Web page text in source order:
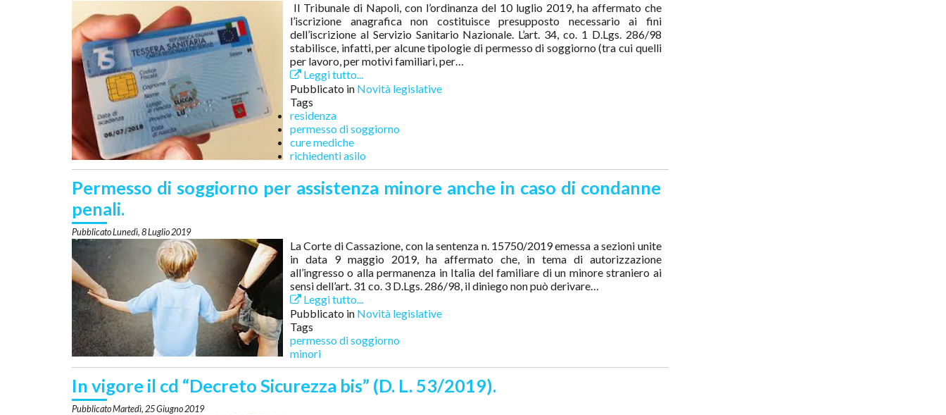
Il Tribunale di Napoli, con l’ordinanza del 10 luglio 2019, ha affermato che
l’iscrizione anagrafica non costituisce presupposto necessario ai fini
dell’iscrizione al Servizio Sanitario Nazionale. L’art. 34, co. 1 D.Lgs. 286/98
stabilisce, infatti, per alcune tipologie di permesso di soggiorno (tra cui quelli
per lavoro, per motivi familiari, per…
Leggi tutto...
Pubblicato in Novità legislative
Tags
residenza
permesso di soggiorno
cure mediche
richiedenti asilo
Permesso di soggiorno per assistenza minore anche in caso di condanne
penali.
Lunedì, 8 Luglio 2019
La Corte di Cassazione, con la sentenza n. 15750/2019 emessa a sezioni unite
in data 9 maggio 2019, ha affermato che, in tema di autorizzazione
all’ingresso o alla permanenza in Italia del familiare di un minore straniero ai
sensi dell’art. 31 co. 3 D.Lgs. 286/98, il diniego non può derivare…
Leggi tutto...
Pubblicato in Novità legislative
Tags
permesso di soggiorno
minori
In vigore il cd “Decreto Sicurezza bis” (D. L. 53/2019).
Martedì, 25 Giugno 2019